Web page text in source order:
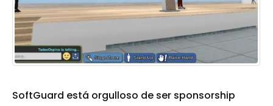
SoftGuard está orgulloso de ser sponsorship